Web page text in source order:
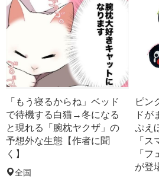
「もう寝るからね」ベッド
で待機する白猫→冬になる
と現れる「腕枕ヤクザ」の
予想外な生態【作者に聞
く】
全国
ピン
ドが
ぷえ
「
「
が登